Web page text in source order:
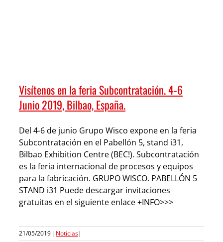
Visítenos en la feria Subcontratación. 4-6
Junio 2019, Bilbao, España.
Del 4-6 de junio Grupo Wisco expone en la feria
Subcontratación en el Pabellón 5, stand i31,
Bilbao Exhibition Centre (BEC!). Subcontratación
es la feria internacional de procesos y equipos
para la fabricación. GRUPO WISCO. PABELLÓN 5
STAND i31 Puede descargar invitaciones
gratuitas en el siguiente enlace +INFO>>>
21/05/2019 | Noticias|